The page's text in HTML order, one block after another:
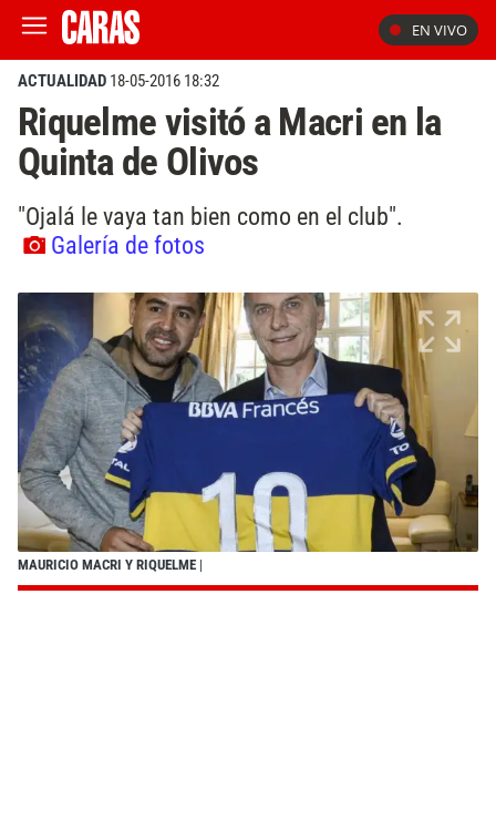
EN VIVO
ACTUALIDAD 18-05-2016 18:32
Riquelme visitó a Macri en la
Quinta de Olivos
"Ojalá le vaya tan bien como en el club".
Galería de fotos
MAURICIO MACRI Y RIQUELME |